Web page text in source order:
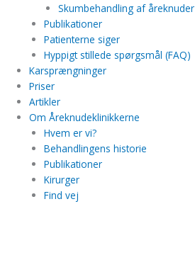
Skumbehandling af åreknuder
Publikationer
Patienterne siger
Hyppigt stillede spørgsmål (FAQ)
Karsprængninger
Priser
Artikler
Om Åreknudeklinikkerne
Hvem er vi?
Behandlingens historie
Publikationer
Kirurger
Find vej